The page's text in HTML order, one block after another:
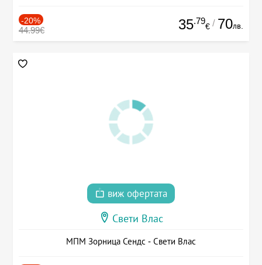
-20%
44.99€ 35.79
€ / 70лв.
виж офертата
Свети Влас
МПМ Зорница Сендс - Свети Влас